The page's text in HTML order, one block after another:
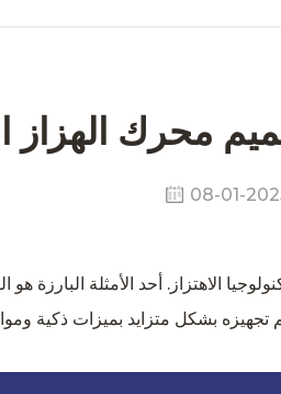
محرك الهزاز
08-01-
الاهتزاز. أحد الأمثلة البارزة هو
تجهيزه بشكل متزايد بميزات ذكية